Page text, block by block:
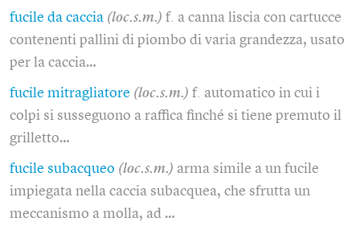
fucile da caccia (loc.s.m.) f. a canna liscia con cartucce
contenenti pallini di piombo di varia grandezza, usato
per la caccia…
fucile mitragliatore (loc.s.m.) f. automatico in cui i
colpi si susseguono a raffica finché si tiene premuto il
grilletto…
fucile subacqueo (loc.s.m.) arma simile a un fucile
impiegata nella caccia subacquea, che sfrutta un
meccanismo a molla, ad …